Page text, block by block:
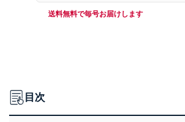
送料無料で毎号お届けします
目次